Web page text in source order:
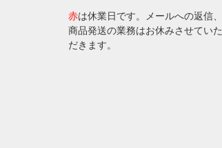
赤は休業日です。メールへの返信、
商品発送の業務はお休みさせていた
だきます。